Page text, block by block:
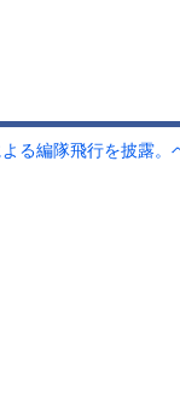
る編隊飛行を披露。